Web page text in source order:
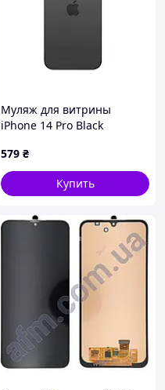
Муляж для витрины
iPhone 14 Pro Black
дизайн, однотонная
окраска
579 ₴
Купить